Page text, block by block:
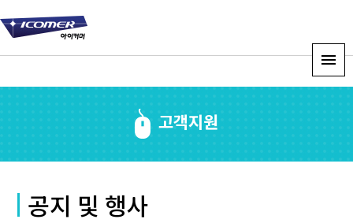
고객지원
공지 및 행사